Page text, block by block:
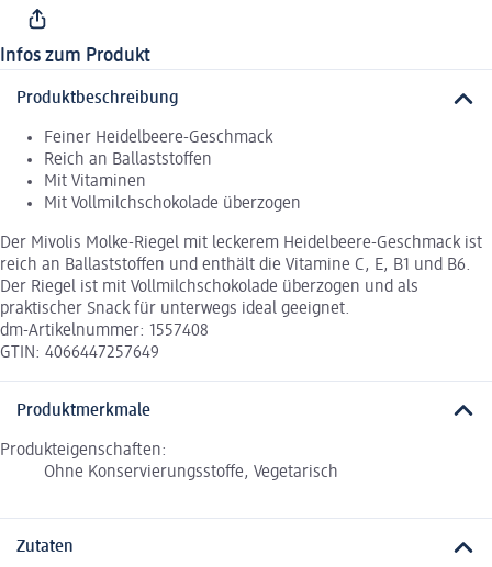
Infos zum Produkt
Produktbeschreibung
Feiner Heidelbeere-Geschmack
Reich an Ballaststoffen
Mit Vitaminen
Mit Vollmilchschokolade überzogen
Der Mivolis Molke-Riegel mit leckerem Heidelbeere-Geschmack ist
reich an Ballaststoffen und enthält die Vitamine C, E, B1 und B6.
Der Riegel ist mit Vollmilchschokolade überzogen und als
praktischer Snack für unterwegs ideal geeignet.
dm-Artikelnummer: 1557408
GTIN: 4066447257649
Produktmerkmale
Produkteigenschaften:
Ohne Konservierungsstoffe, Vegetarisch
Zutaten